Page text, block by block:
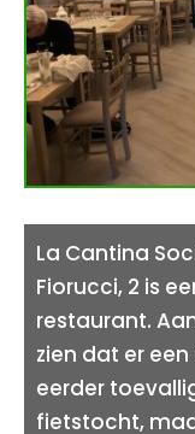
La Cantina
Fiorucci, 2 is
restaurant.
zien dat er
eerder
fietstocht,